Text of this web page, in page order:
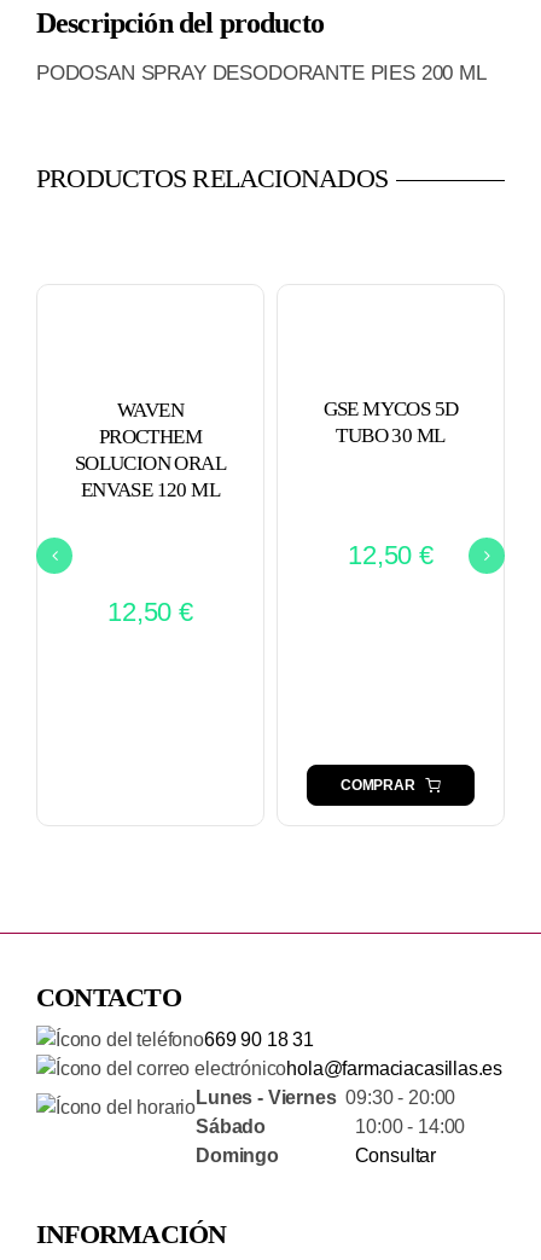
Descripción del producto
PODOSAN SPRAY DESODORANTE PIES 200 ML
PRODUCTOS RELACIONADOS
WAVEN
PROCTHEM
SOLUCION ORAL
ENVASE 120 ML
12,50 €
GSE MYCOS 5D
TUBO 30 ML
12,50 €
COMPRAR
CONTACTO
669 90 18 31
hola@farmaciacasillas.es
Lunes - Viernes09:30 - 20:00
Sábado 10:00 - 14:00
Domingo
Consultar
INFORMACIÓN